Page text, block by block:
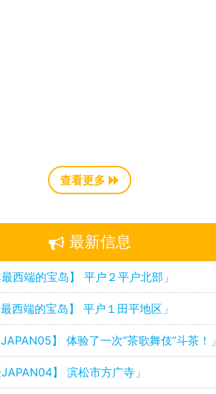
查看更多
最新信息
西端的宝岛】 平户２平户北部」
西端的宝岛】 平户１田平地区」
】 体验了一次“茶歌舞伎”斗茶！」
】 滨松市方广寺」